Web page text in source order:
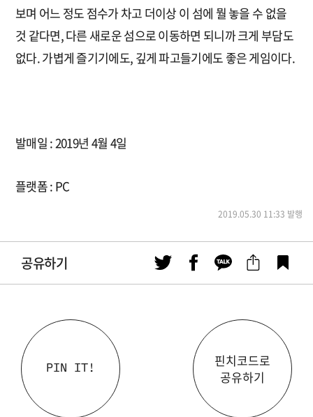
보며 어느 정도 점수가 차고 더이상 이 섬에 뭘 놓을 수 없을
것 같다면, 다른 새로운 섬으로 이동하면 되니까 크게 부담도
없다. 가볍게 즐기기에도, 깊게 파고들기에도 좋은 게임이다.
발매일 : 2019년 4월 4일
플랫폼 : PC
2019.05.30 11:33 발행
공유하기
PIN IT!
핀치코드로
공유하기